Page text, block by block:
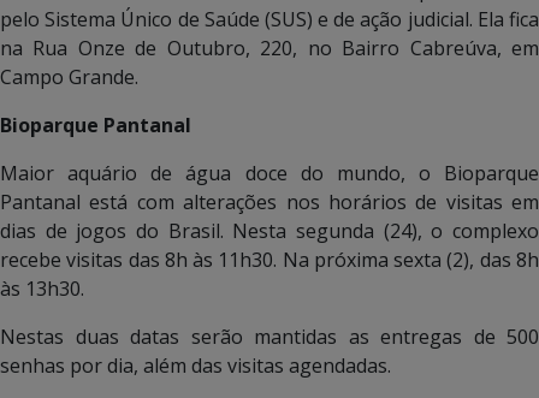
pelo Sistema Único de Saúde (SUS) e de ação judicial. Ela fica
na Rua Onze de Outubro, 220, no Bairro Cabreúva, em
Campo Grande.
Bioparque Pantanal
Maior aquário de água doce do mundo, o Bioparque
Pantanal está com alterações nos horários de visitas em
dias de jogos do Brasil. Nesta segunda (24), o complexo
recebe visitas das 8h às 11h30. Na próxima sexta (2), das 8h
às 13h30.
Nestas duas datas serão mantidas as entregas de 500
senhas por dia, além das visitas agendadas.